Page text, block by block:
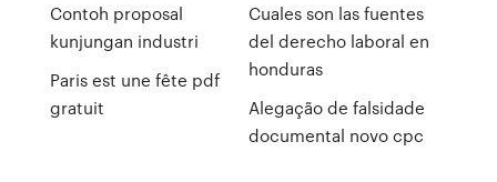
Contoh proposal
kunjungan industri
Paris est une fête pdf
gratuit
Cuales son las fuentes
del derecho laboral en
honduras
Alegação de falsidade
documental novo cpc